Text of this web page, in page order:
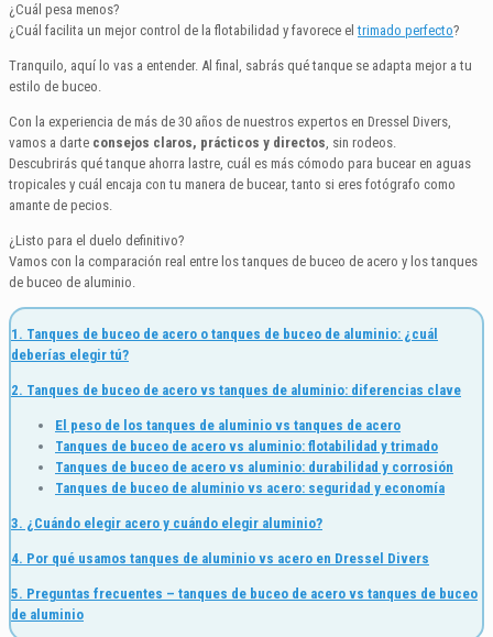
¿Cuál pesa menos?
¿Cuál facilita un mejor control de la flotabilidad y favorece eltrimado perfecto?
Tranquilo, aquí lo vas a entender. Al final, sabrás qué tanque se adapta mejor a tu
estilo de buceo.
Con la experiencia de más de 30 años de nuestros expertos en Dressel Divers,
vamos a darte consejos claros, prácticos y directos, sin rodeos.
Descubrirás qué tanque ahorra lastre, cuál es más cómodo para bucear en aguas
tropicales y cuál encaja con tu manera de bucear, tanto si eres fotógrafo como
amante de pecios.
¿Listo para el duelo definitivo?
Vamos con la comparación real entre los tanques de buceo de acero y los tanques
de buceo de aluminio.
1. Tanques de buceo de acero o tanques de buceo de aluminio: ¿cuál
deberías elegir tú?
2. Tanques de buceo de acero vs tanques de aluminio: diferencias clave
El peso de los tanques de aluminio vs tanques de acero
Tanques de buceo de acero vs aluminio: flotabilidad y trimado
Tanques de buceo de acero vs aluminio: durabilidad y corrosión
Tanques de buceo de aluminio vs acero: seguridad y economía
3. ¿Cuándo elegir acero y cuándo elegir aluminio?
4. Por qué usamos tanques de aluminio vs acero en Dressel Divers
5. Preguntas frecuentes – tanques de buceo de acero vs tanques de buceo
de aluminio